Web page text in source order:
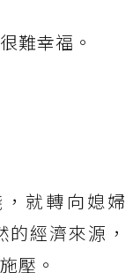
難幸福。
就轉向媳婦
經濟來源，
壓。